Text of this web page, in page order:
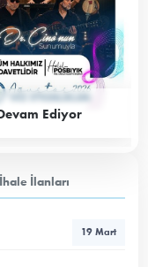
Ediyor
İhale İlanları
19 Mart